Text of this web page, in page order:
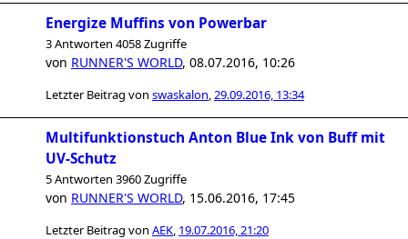
Energize Muffins von Powerbar
3 Antworten 4058 Zugriffe
von RUNNER'S WORLD, 08.07.2016, 10:26
Letzter Beitrag von swaskalon,29.09.2016, 13:34
Multifunktionstuch Anton Blue Ink von Buff mit
UV-Schutz
5 Antworten 3960 Zugriffe
von RUNNER'S WORLD, 15.06.2016, 17:45
Letzter Beitrag von AEK, 19.07.2016, 21:20